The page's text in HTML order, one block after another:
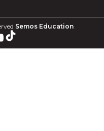
Semos Education